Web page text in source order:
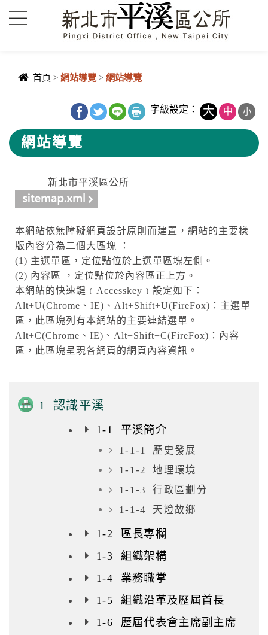
首頁 > 網站導覽 > 網站導覽
字級設定： 大 中 小
網站導覽
新北市平溪區公所
本網站依無障礙網頁設計原則而建置，網站的主要樣
版內容分為二個大區塊 ：
(1) 主選單區，定位點位於上選單區塊左側。
(2) 內容區 ，定位點位於內容區正上方。
本網站的快速鍵﹝Accesskey﹞設定如下：
Alt+U(Chrome、IE)、Alt+Shift+U(FireFox)：主選單
區，此區塊列有本網站的主要連結選單。
Alt+C(Chrome、IE)、Alt+Shift+C(FireFox)：內容
區，此區塊呈現各網頁的網頁內容資訊。
1 認識平溪
1-1 平溪簡介
1-1-1 歷史發展
1-1-2 地理環境
1-1-3 行政區劃分
1-1-4 天燈故鄉
1-2 區長專欄
1-3 組織架構
1-4 業務職掌
1-5 組織沿革及歷屆首長
1-6 歷屆代表會主席副主席